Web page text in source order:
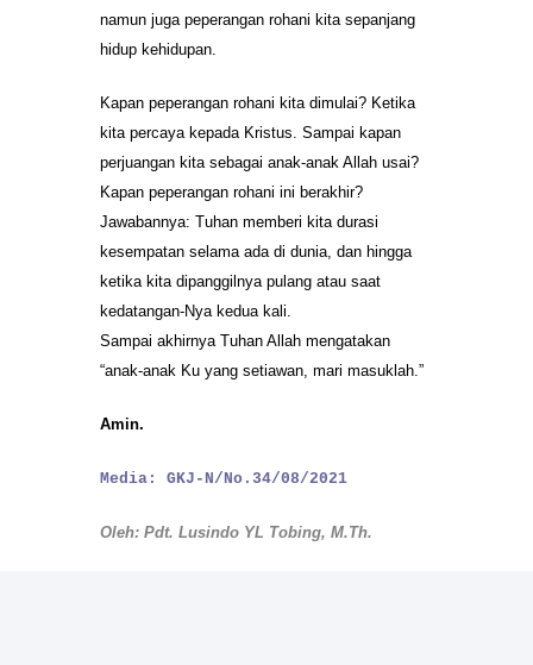
namun juga peperangan rohani kita sepanjang
hidup kehidupan.
Kapan peperangan rohani kita dimulai? Ketika
kita percaya kepada Kristus. Sampai kapan
perjuangan kita sebagai anak-anak Allah usai?
Kapan peperangan rohani ini berakhir?
Jawabannya: Tuhan memberi kita durasi
kesempatan selama ada di dunia, dan hingga
ketika kita dipanggilnya pulang atau saat
kedatangan-Nya kedua kali.
Sampai akhirnya Tuhan Allah mengatakan
“anak-anak Ku yang setiawan, mari masuklah.”
Amin.
Media: GKJ-N/No.34/08/2021
Oleh: Pdt. Lusindo YL Tobing, M.Th.